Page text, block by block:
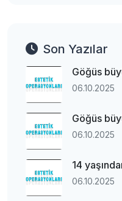
Son Yazılar
Göğüs
06.10.2025
Göğüs
06.10.2025
14
06.10.2025